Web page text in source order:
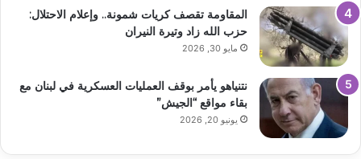
المقاومة تقصف كريات شمونة.. وإعلام الاحتلال:
حزب الله زاد وتيرة النيران
مايو 30, 2026
نتنياهو يأمر بوقف العمليات العسكرية في لبنان مع
بقاء مواقع “الجيش”
يونيو 20, 2026